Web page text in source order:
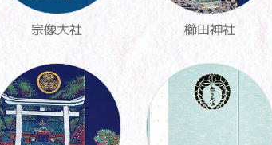
宗像大社 櫛田神社